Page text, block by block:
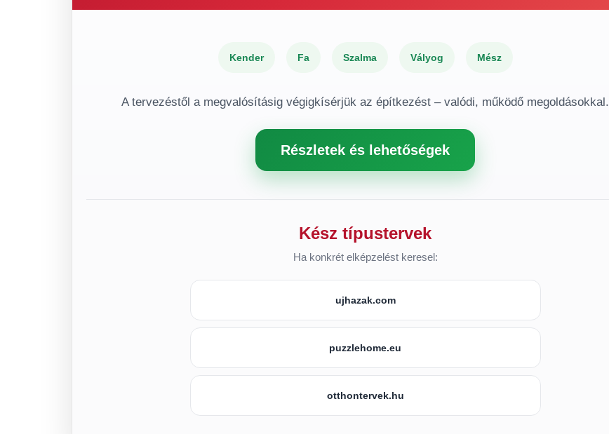
Kender Fa Szalma Vályog Mész
A tervezéstől a megvalósításig végigkísérjük az építkezést – valódi, működő megoldásokkal.
Részletek és lehetőségek
Kész típustervek
Ha konkrét elképzelést keresel:
ujhazak.com
puzzlehome.eu
otthontervek.hu